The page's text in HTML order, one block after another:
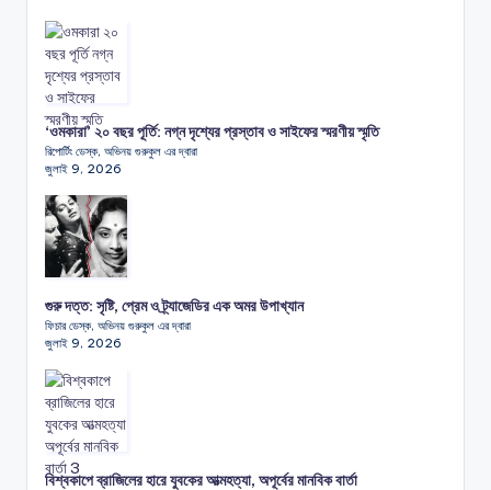
‘ওমকারা’ ২০ বছর পূর্তি: নগ্ন দৃশ্যের প্রস্তাব ও সাইফের স্মরণীয় স্মৃতি
রিপোর্টিং ডেস্ক, অভিনয় গুরুকুল এর দ্বারা
জুলাই 9, 2026
গুরু দত্ত: সৃষ্টি, প্রেম ও ট্র্যাজেডির এক অমর উপাখ্যান
ফিচার ডেস্ক, অভিনয় গুরুকুল এর দ্বারা
জুলাই 9, 2026
বিশ্বকাপে ব্রাজিলের হারে যুবকের আত্মহত্যা, অপূর্বের মানবিক বার্তা